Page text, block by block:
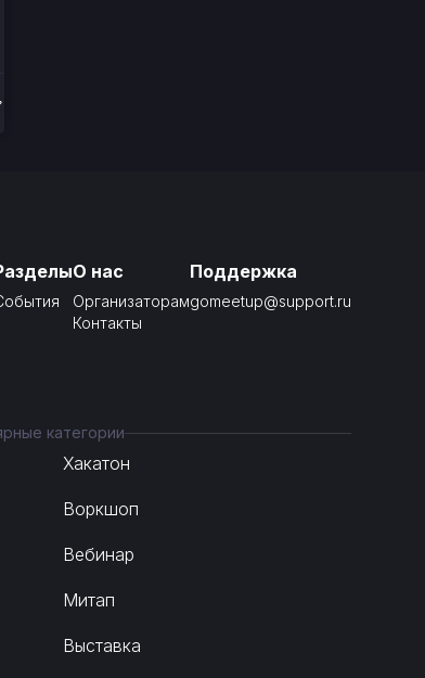
О нас
Организаторам
Контакты
Поддержка
gomeetup@support.ru
категории
Хакатон
Воркшоп
Вебинар
Митап
Выставка